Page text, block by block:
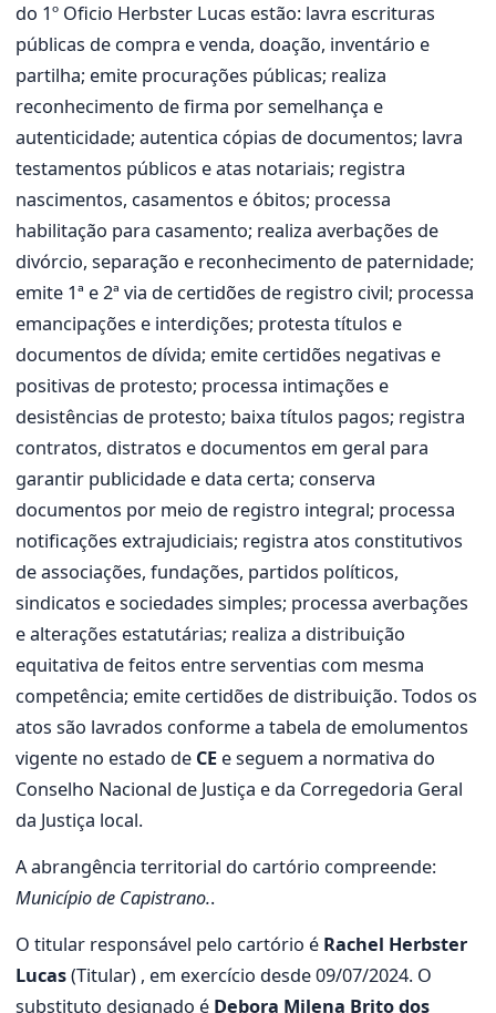
do 1º Oficio Herbster Lucas estão: lavra escrituras
públicas de compra e venda, doação, inventário e
partilha; emite procurações públicas; realiza
reconhecimento de firma por semelhança e
autenticidade; autentica cópias de documentos; lavra
testamentos públicos e atas notariais; registra
nascimentos, casamentos e óbitos; processa
habilitação para casamento; realiza averbações de
divórcio, separação e reconhecimento de paternidade;
emite 1ª e 2ª via de certidões de registro civil; processa
emancipações e interdições; protesta títulos e
documentos de dívida; emite certidões negativas e
positivas de protesto; processa intimações e
desistências de protesto; baixa títulos pagos; registra
contratos, distratos e documentos em geral para
garantir publicidade e data certa; conserva
documentos por meio de registro integral; processa
notificações extrajudiciais; registra atos constitutivos
de associações, fundações, partidos políticos,
sindicatos e sociedades simples; processa averbações
e alterações estatutárias; realiza a distribuição
equitativa de feitos entre serventias com mesma
competência; emite certidões de distribuição. Todos os
atos são lavrados conforme a tabela de emolumentos
vigente no estado de CE e seguem a normativa do
Conselho Nacional de Justiça e da Corregedoria Geral
da Justiça local.
A abrangência territorial do cartório compreende:
Município de Capistrano..
O titular responsável pelo cartório é Rachel Herbster
Lucas(Titular) , em exercício desde 09/07/2024. O
substituto designado é Debora Milena Brito dos